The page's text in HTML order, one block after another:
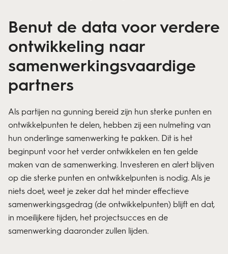
Benut de data voor verdere
ontwikkeling naar
samenwerkingsvaardige
partners
Als partijen na gunning bereid zijn hun sterke punten en
ontwikkelpunten te delen, hebben zij een nulmeting van
hun onderlinge samenwerking te pakken. Dit is het
beginpunt voor het verder ontwikkelen en ten gelde
maken van de samenwerking. Investeren en alert blijven
op die sterke punten en ontwikkelpunten is nodig. Als je
niets doet, weet je zeker dat het minder effectieve
samenwerkingsgedrag (de ontwikkelpunten) blijft en dat,
in moeilijkere tijden, het projectsucces en de
samenwerking daaronder zullen lijden.